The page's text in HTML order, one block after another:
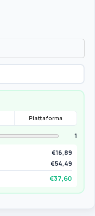
Piattaforma
1
€16,89
€54,49
€37,60